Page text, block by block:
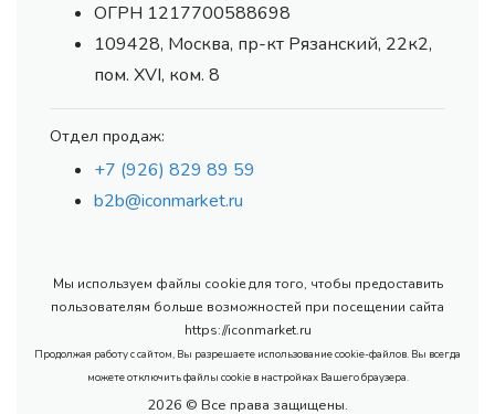
ОГРН 1217700588698
109428, Москва, пр-кт Рязанский, 22к2,
пом. XVI, ком. 8
Отдел продаж:
+7 (926) 829 89 59
b2b@iconmarket.ru
Мы используем файлы cookie для того, чтобы предоставить
пользователям больше возможностей при посещении сайта
https://iconmarket.ru
Продолжая работу с сайтом, Вы разрешаете использование cookie-файлов. Вы всегда
можете отключить файлы cookie в настройках Вашего браузера.
2026 © Все права защищены.